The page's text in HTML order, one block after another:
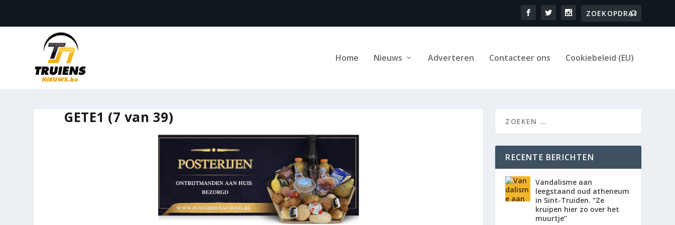
Home Nieuws Adverteren Contacteer ons Cookiebeleid (EU)
GETE1 (7 van 39)
RECENTE BERICHTEN
Vandalisme aan
leegstaand oud atheneum
in Sint-Truiden. “Ze
kruipen hier zo over het
muurtje”